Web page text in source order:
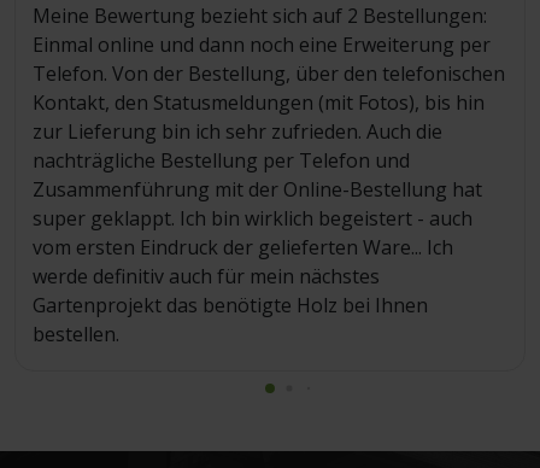
Meine Bewertung bezieht sich auf 2 Bestellungen:
Einmal online und dann noch eine Erweiterung per
Telefon. Von der Bestellung, über den telefonischen
Kontakt, den Statusmeldungen (mit Fotos), bis hin
zur Lieferung bin ich sehr zufrieden. Auch die
nachträgliche Bestellung per Telefon und
Zusammenführung mit der Online-Bestellung hat
super geklappt. Ich bin wirklich begeistert - auch
vom ersten Eindruck der gelieferten Ware... Ich
werde definitiv auch für mein nächstes
Gartenprojekt das benötigte Holz bei Ihnen
bestellen.